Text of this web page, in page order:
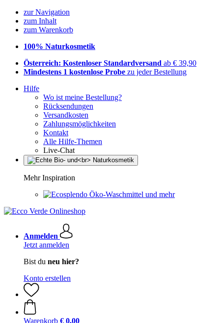
zur Navigation
zum Inhalt
zum Warenkorb
100% Naturkosmetik
Österreich: Kostenloser Standardversand ab € 39,90
Mindestens 1 kostenlose Probe zu jeder Bestellung
Hilfe
Wo ist meine Bestellung?
Rücksendungen
Versandkosten
Zahlungsmöglichkeiten
Kontakt
Alle Hilfe-Themen
Live-Chat
Mehr Inspiration
Öko-Waschmittel und mehr
Anmelden
Jetzt anmelden
Bist du neu hier?
Konto erstellen
Warenkorb € 0,00